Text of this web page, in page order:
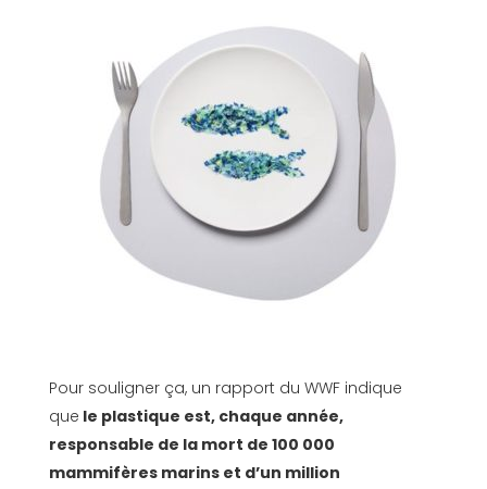
Pour souligner ça, un rapport du WWF indique
que le plastique est, chaque année,
responsable de la mort de 100 000
mammifères marins et d’un million